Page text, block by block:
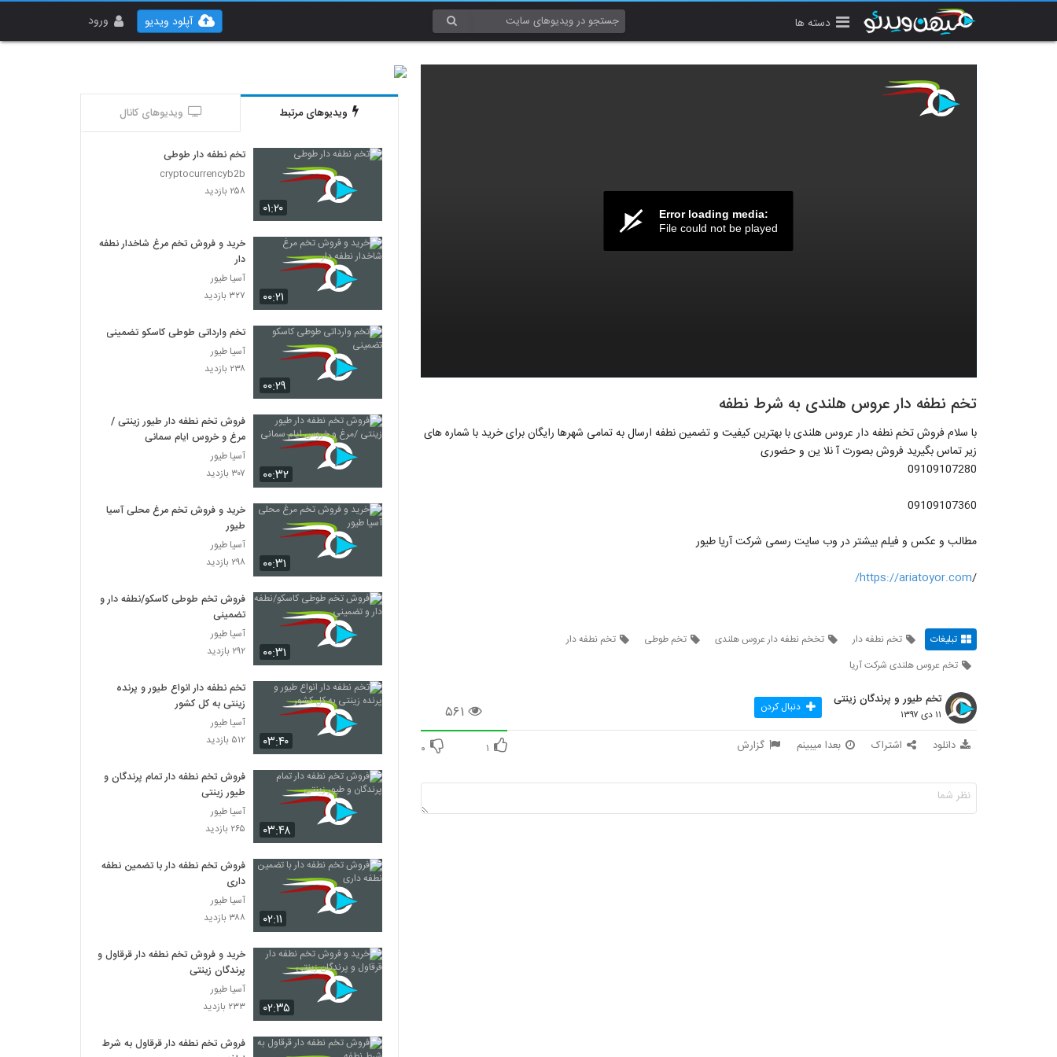
دسته ها ورود آپلود ویدیو
Error loading media:
File could not be played
تخم نطفه دار عروس هلندی به شرط نطفه
با سلام فروش تخم نطفه دار عروس هلندی با بهترین کیفیت و تضمین نطفه ارسال به تمامی شهرها رایگان برای خرید با شماره های
زیر تماس بگیرید فروش بصورت آ نلا ین و حضوری
09109107280
09109107360
مطالب و عکس و فیلم بیشتر در وب سایت رسمی شرکت آریا طیور
/
https://ariatoyor.com/
تبلیغات تخم نطفه دار تخخم نطفه دار عروس هلندی تخم طوطی
تخم نطفه دار
تخم عروس هلندی شرکت آریا
۵۶۱
تخم طیور و پرندگان زینتی
۱۱ دی ۱۳۹۷ دنبال کردن
دانلود اشتراک بعدا میبینم گزارش ۱ ۰
ویدیوهای مرتبط ویدیوهای کانال
۰۱:۲۰
تخم نطفه دار طوطی
cryptocurrencyb2b
۲۵۸ بازدید
۰۰:۲۱
خرید و فروش تخم مرغ شاخدار نطفه
دار
آسیا طیور
۳۲۷ بازدید
۰۰:۲۹
تخم وارداتی طوطی کاسکو تضمینی
آسیا طیور
۲۳۸ بازدید
۰۰:۳۲
فروش تخم نطفه دار طیور زینتی /
مرغ و خروس ایام سمانی
آسیا طیور
۳۰۷ بازدید
۰۰:۳۱
خرید و فروش تخم مرغ محلی آسیا
طیور
آسیا طیور
۲۹۸ بازدید
۰۰:۳۱
فروش تخم طوطی کاسکو/نطفه دار و
تضمینی
آسیا طیور
۲۹۲ بازدید
۰۳:۴۰
تخم نطفه دار انواع طیور و پرنده
زینتی به کل کشور
آسیا طیور
۵۱۲ بازدید
۰۳:۴۸
فروش تخم نطفه دار تمام پرندگان و
طیور زینتی
آسیا طیور
۲۶۵ بازدید
۰۲:۱۱
فروش تخم نطفه دار با تضمین نطفه
داری
آسیا طیور
۳۸۸ بازدید
۰۲:۳۵
خرید و فروش تخم نطفه دار قرقاول و
پرندگان زینتی
آسیا طیور
۲۳۳ بازدید
فروش تخم نطفه دار قرقاول به شرط